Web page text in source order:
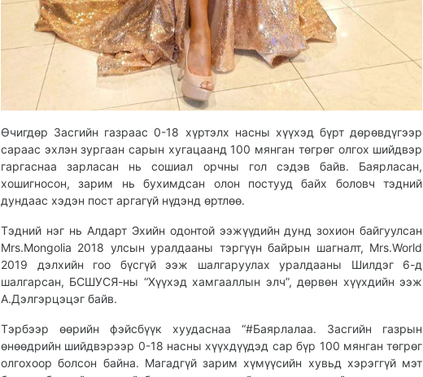
Өчигдөр Засгийн газраас 0-18 хүртэлх насны хүүхэд бүрт дөрөвдүгээр
сараас эхлэн зургаан сарын хугацаанд 100 мянган төгрөг олгох шийдвэр
гаргаснаа зарласан нь сошиал орчны гол сэдэв байв. Баярласан,
хошигносон, зарим нь бухимдсан олон постууд байх боловч тэдний
дундаас хэдэн пост аргагүй нүдэнд өртлөө.
Тэдний нэг нь Алдарт Эхийн одонтой ээжүүдийн дунд зохион байгуулсан
Mrs.Mongolia 2018 улсын уралдааны тэргүүн байрын шагналт, Mrs.World
2019 дэлхийн гоо бүсгүй ээж шалгаруулах уралдааны Шилдэг 6-д
шалгарсан, БСШУСЯ-ны “Хүүхэд хамгааллын элч”, дөрвөн хүүхдийн ээж
А.Дэлгэрцэцэг байв.
Тэрбээр өөрийн фэйсбүүк хуудаснаа “#Баярлалаа. Засгийн газрын
өнөөдрийн шийдвэрээр 0-18 насны хүүхдүүдэд сар бүр 100 мянган төгрөг
олгохоор болсон байна. Магадгүй зарим хүмүүсийн хувьд хэрэггүй мэт